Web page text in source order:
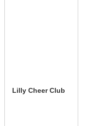
Lilly Cheer Club